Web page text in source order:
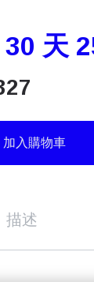
天
加入購物車
描述